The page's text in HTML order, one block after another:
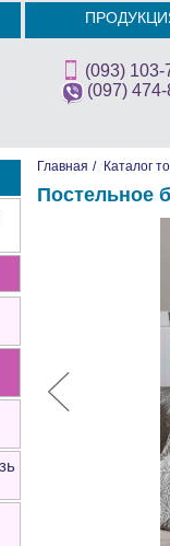
(093) 103-
(097)
Главная / Каталог
Постельное